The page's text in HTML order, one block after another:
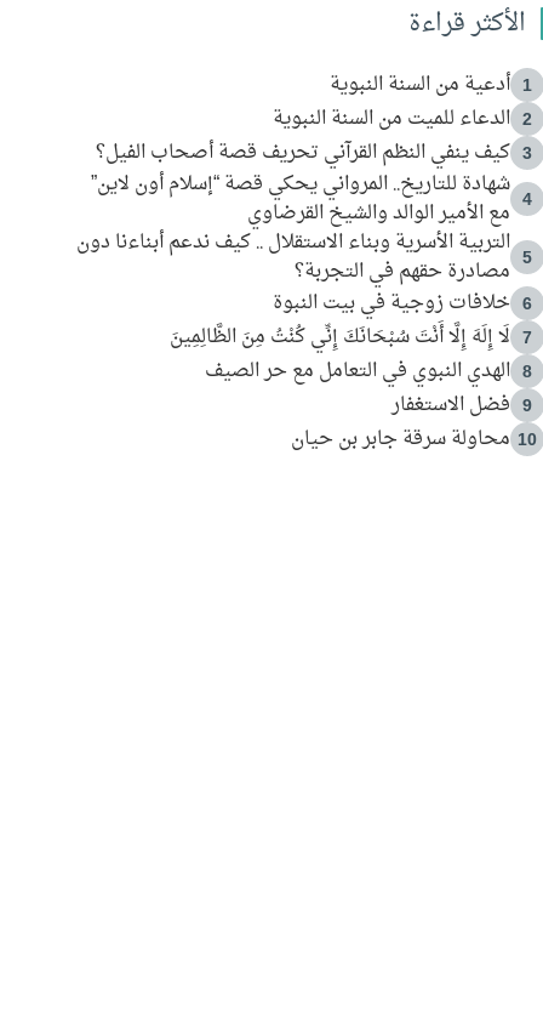
الأكثر قراءة
1 أدعية من السنة النبوية
2 الدعاء للميت من السنة النبوية
3 كيف ينفي النظم القرآني تحريف قصة أصحاب الفيل؟
4
شهادة للتاريخ.. المرواني يحكي قصة “إسلام أون لاين”
مع الأمير الوالد والشيخ القرضاوي
5
التربية الأسرية وبناء الاستقلال .. كيف ندعم أبناءنا دون
مصادرة حقهم في التجربة؟
6 خلافات زوجية في بيت النبوة
7 لَا إِلَهَ إِلَّا أَنْتَ سُبْحَانَكَ إِنِّي كُنْتُ مِنَ الظَّالِمِينَ
8 الهدي النبوي في التعامل مع حر الصيف
9 فضل الاستغفار
10 محاولة سرقة جابر بن حيان